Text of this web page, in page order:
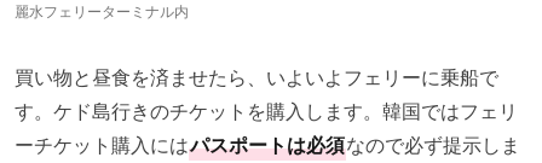
麗水フェリーターミナル内
買い物と昼食を済ませたら、いよいよフェリーに乗船で
す。ケド島行きのチケットを購入します。韓国ではフェリ
ーチケット購入にはパスポートは必須なので必ず提示しま